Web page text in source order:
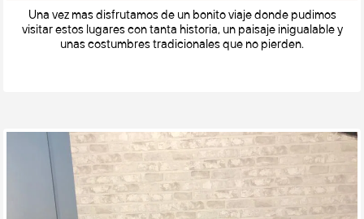
Una vez mas disfrutamos de un bonito viaje donde pudimos
visitar estos lugares con tanta historia, un paisaje inigualable y
unas costumbres tradicionales que no pierden.